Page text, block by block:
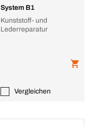
System B1
Kunststoff- und
Lederreparatur
Vergleichen